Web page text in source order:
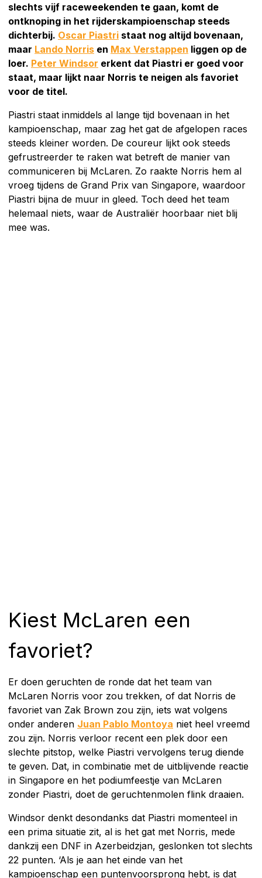
slechts vijf raceweekenden te gaan, komt de
ontknoping in het rijderskampioenschap steeds
dichterbij. Oscar Piastri staat nog altijd bovenaan,
maar Lando Norris en Max Verstappen liggen op de
loer. Peter Windsor erkent dat Piastri er goed voor
staat, maar lijkt naar Norris te neigen als favoriet
voor de titel.
Piastri staat inmiddels al lange tijd bovenaan in het
kampioenschap, maar zag het gat de afgelopen races
steeds kleiner worden. De coureur lijkt ook steeds
gefrustreerder te raken wat betreft de manier van
communiceren bij McLaren. Zo raakte Norris hem al
vroeg tijdens de Grand Prix van Singapore, waardoor
Piastri bijna de muur in gleed. Toch deed het team
helemaal niets, waar de Australiër hoorbaar niet blij
mee was.
Kiest McLaren een
favoriet?
Er doen geruchten de ronde dat het team van
McLaren Norris voor zou trekken, of dat Norris de
favoriet van Zak Brown zou zijn, iets wat volgens
onder anderen Juan Pablo Montoya niet heel vreemd
zou zijn. Norris verloor recent een plek door een
slechte pitstop, welke Piastri vervolgens terug diende
te geven. Dat, in combinatie met de uitblijvende reactie
in Singapore en het podiumfeestje van McLaren
zonder Piastri, doet de geruchtenmolen flink draaien.
Windsor denkt desondanks dat Piastri momenteel in
een prima situatie zit, al is het gat met Norris, mede
dankzij een DNF in Azerbeidzjan, geslonken tot slechts
22 punten. ‘Als je aan het einde van het
kampioenschap een puntenvoorsprong hebt, is dat